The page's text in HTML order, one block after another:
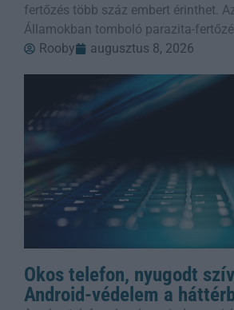
fertőzés több száz embert érinthet.
Államokban tomboló parazita-
Rooby
augusztus 8, 2026
Okos telefon, nyugodt
Android-védelem a